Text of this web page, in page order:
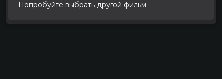
Попробуйте выбрать другой фильм.
Принять